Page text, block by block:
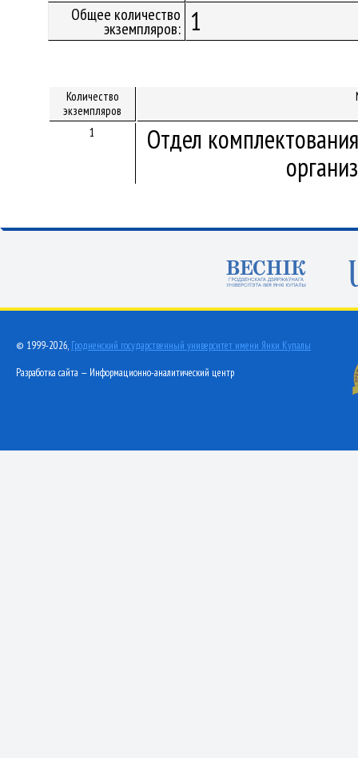
Общее количество
экземпляров: 1
Количество
экземпляров
1
Отдел
© 1999-2026, Гродненский государственный университет имени Янки Купалы
Разработка сайта — Информационно-аналитический центр